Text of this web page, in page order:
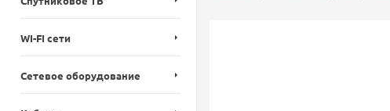
WI-FI сети
Сетевое оборудование